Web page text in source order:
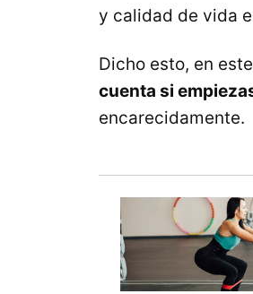
y calidad de vida
Dicho esto, en
cuenta si
encarecidamente.